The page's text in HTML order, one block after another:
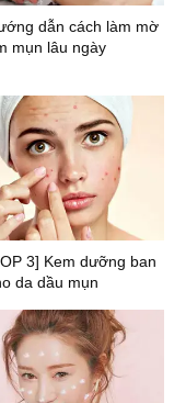
dẫn cách làm mờ
mụn lâu ngày
3] Kem dưỡng ban
da dầu mụn